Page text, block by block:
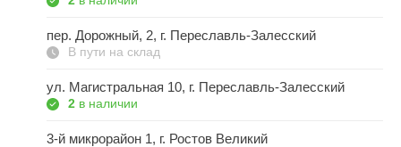
пер. Дорожный, 2, г. Переславль-Залесский
В пути на склад
ул. Магистральная 10, г. Переславль-Залесский
2 в наличии
3-й микрорайон 1, г. Ростов Великий